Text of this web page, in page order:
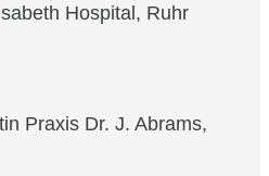
Hospital, Ruhr
Praxis Dr. J. Abrams,